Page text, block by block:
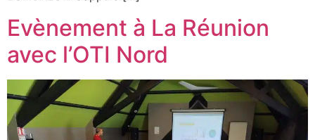
Evènement à La Réunion
avec l’OTI Nord